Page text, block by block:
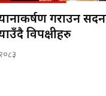
गराउन
विपक्षीहरु